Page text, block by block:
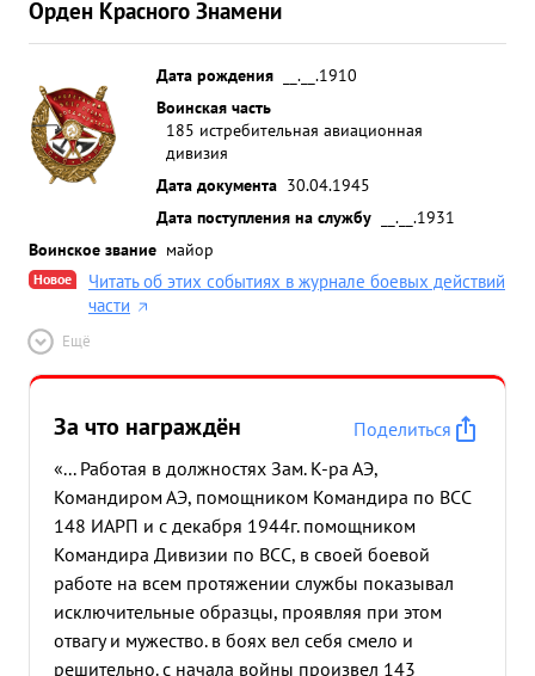
Орден Красного Знамени
Дата рождения
__.__.1910
Воинская часть
185 истребительная авиационная
дивизия
Дата документа 30.04.1945
Дата поступления на службу
__.__.1931
Воинское звание майор
Новое
Читать об этих событиях в журнале боевых действий
части
Ещё
За что награждён
Поделиться
«... Работая в должностях Зам. К-ра АЭ,
Командиром АЭ, помощником Командира по ВСС
148 ИАРП и с декабря 1944г. помощником
Командира Дивизии по ВСС, в своей боевой
работе на всем протяжении службы показывал
исключительные образцы, проявляя при этом
отвагу и мужество. в боях вел себя смело и
решительно. с начала войны произвел 143